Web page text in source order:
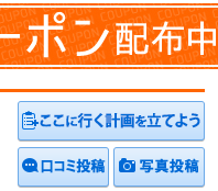
クチコミを投稿す